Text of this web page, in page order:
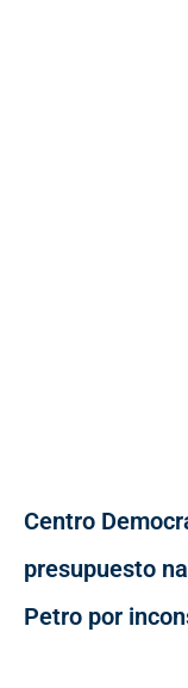
Centro
presupuesto
Petro por